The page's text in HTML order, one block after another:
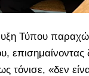
Τύπου
επισημαίνοντας
τόνισε, «δεν